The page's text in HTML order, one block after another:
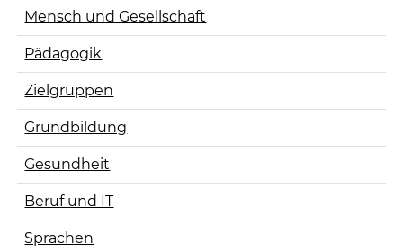
Mensch und Gesellschaft
Pädagogik
Zielgruppen
Grundbildung
Gesundheit
Beruf und IT
Sprachen